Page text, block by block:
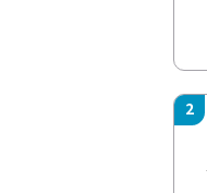
2